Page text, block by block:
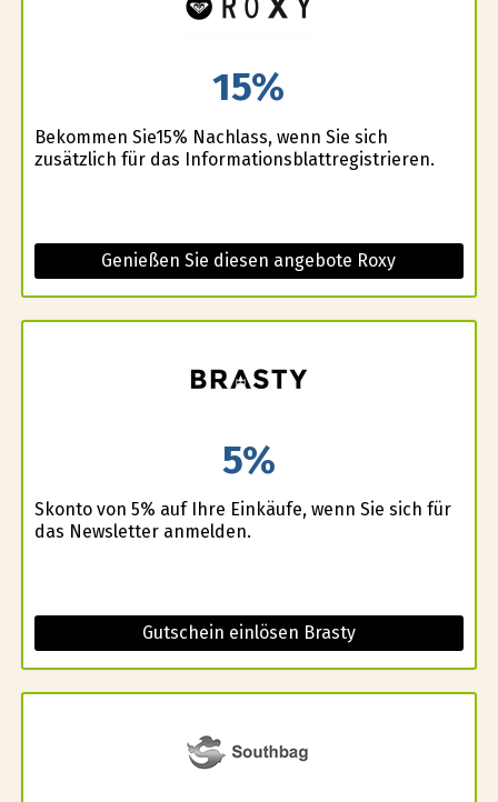
15%
Bekommen Sie15% Nachlass, wenn Sie sich
zusätzlich für das Informationsblattregistrieren.
Genießen Sie diesen angebote Roxy
5%
Skonto von 5% auf Ihre Einkäufe, wenn Sie sich für
das Newsletter anmelden.
Gutschein einlösen Brasty